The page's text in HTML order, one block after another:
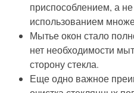
приспособлением, а
использованием
Мытье окон стало
нет необходимости
сторону стекла.
Еще одно важное